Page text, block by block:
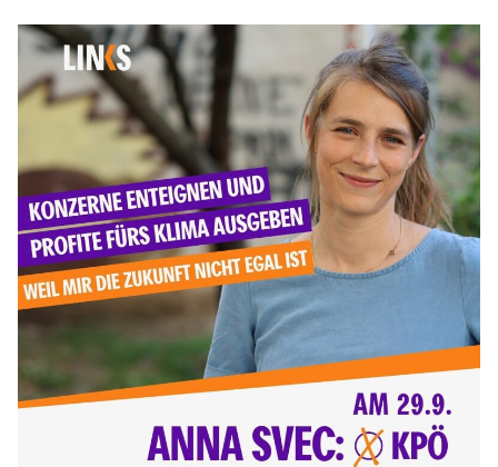
&
Vermögenssteuer!